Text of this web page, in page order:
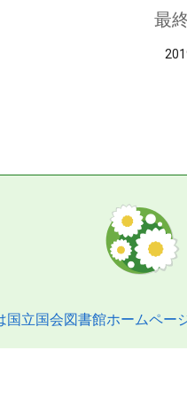
最
国立国会図書館ホームペー